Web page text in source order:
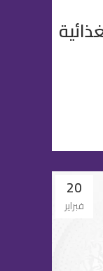
20
فبراير